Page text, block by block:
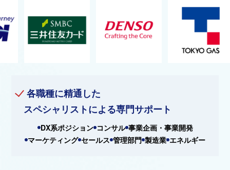
各職種に精通した
スペシャリストによる専門サポート
DX系ポジション コンサル 事業企画・事業開発
マーケティング セールス 管理部門 製造業 エネルギー